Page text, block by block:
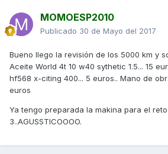
MOMOESP2010
Publicado 30 de Mayo del 2017
Bueno llego la revisión de los 5000 km y
Aceite World 4t 10 w40 sythetic 1.5... 15
hf568 x-citing 400... 5 euros.. Mano de
euros
Ya tengo preparada la makina para el
3..AGUSSTICOOOO.